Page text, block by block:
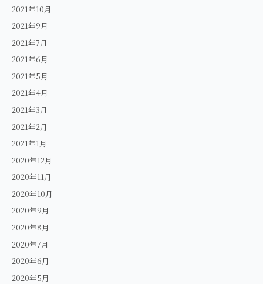
2021年10月
2021年9月
2021年7月
2021年6月
2021年5月
2021年4月
2021年3月
2021年2月
2021年1月
2020年12月
2020年11月
2020年10月
2020年9月
2020年8月
2020年7月
2020年6月
2020年5月